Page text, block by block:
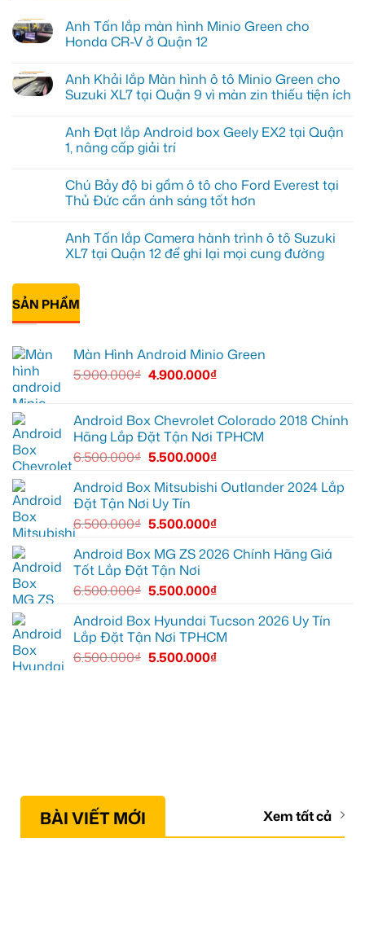
Anh Tấn lắp màn hình Minio Green cho
Honda CR-V ở Quận 12
bình
luận
ở
lắp
màn
hình
cho
Honda
CR-
Quận
12
Anh Khải lắp Màn hình ô tô Minio Green cho
Suzuki XL7 tại Quận 9 vì màn zin thiếu tiện ích
bình
luận
ở
lắp
Màn
hình
Minio
Green
cho
Quận
9
vì
thiếu
ích
Anh Đạt lắp Android box Geely EX2 tại Quận
1, nâng cấp giải trí
bình
luận
ở
lắp
Android
box
Quận
1,
nâng
Chú Bảy độ bi gầm ô tô cho Ford Everest tại
Thủ Đức cần ánh sáng tốt hơn
bình
luận
ở
bi
gầm
ô
Ford
Everest
tại
ánh
sáng
tốt
hơn
Anh Tấn lắp Camera hành trình ô tô Suzuki
XL7 tại Quận 12 để ghi lại mọi cung đường
có
bình
luận
ở
Anh
Camera
trình
XL7
tại
Quận
để
ghi
mọi
cung
đường
SẢN PHẨM
Màn Hình Android Minio Green
5.900.000₫ 4.900.000₫
Android Box Chevrolet Colorado 2018 Chính
Hãng Lắp Đặt Tận Nơi TPHCM
6.500.000₫ 5.500.000₫
Android Box Mitsubishi Outlander 2024 Lắp
Đặt Tận Nơi Uy Tín
6.500.000₫ 5.500.000₫
Android Box MG ZS 2026 Chính Hãng Giá
Tốt Lắp Đặt Tận Nơi
6.500.000₫ 5.500.000₫
Android Box Hyundai Tucson 2026 Uy Tín
Lắp Đặt Tận Nơi TPHCM
6.500.000₫ 5.500.000₫
BÀI VIẾT MỚI Xem tất cả